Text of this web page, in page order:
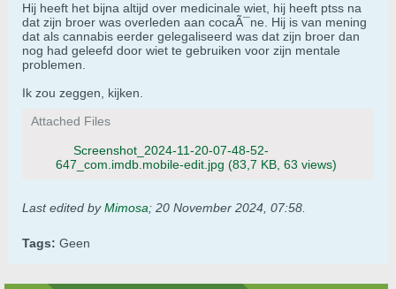
Hij heeft het bijna altijd over medicinale wiet, hij heeft ptss na
dat zijn broer was overleden aan cocaÃ¯ne. Hij is van mening
dat als cannabis eerder gelegaliseerd was dat zijn broer dan
nog had geleefd door wiet te gebruiken voor zijn mentale
problemen.
Ik zou zeggen, kijken.
Attached Files
Screenshot_2024-11-20-07-48-52-
647_com.imdb.mobile-edit.jpg (83,7 KB, 63 views)
Last edited byMimosa; 20 November 2024, 07:58
Tags: Geen